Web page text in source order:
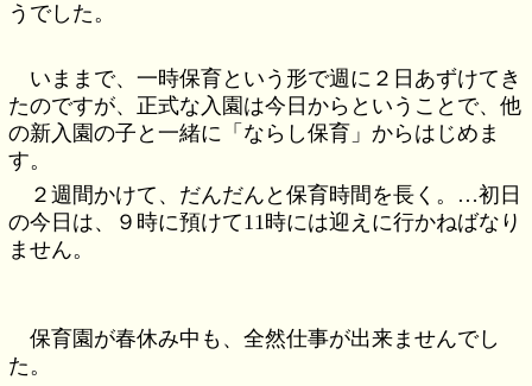
うでした。
いままで、一時保育という形で週に２日あずけてき
たのですが、正式な入園は今日からということで、他
の新入園の子と一緒に「ならし保育」からはじめま
す。
２週間かけて、だんだんと保育時間を長く。…初日
の今日は、９時に預けて11時には迎えに行かねばなり
ません。
保育園が春休み中も、全然仕事が出来ませんでし
た。